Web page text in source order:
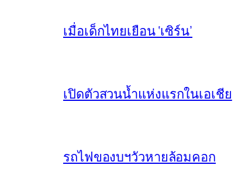
เมื่อเด็กไทยเยือน ‘เซิร์น’
เปิดตัวสวนน้ำแห่งแรกในเอเชีย
รถไฟของบฯวัวหายล้อมคอก